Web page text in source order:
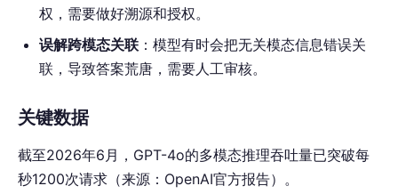
权，需要做好溯源和授权。
误解跨模态关联 ：模型有时会把无关模态信息错误关
联，导致答案荒唐，需要人工审核。
关键数据
截至2026年6月，GPT-4o的多模态推理吞吐量已突破每
秒1200次请求（来源：OpenAI官方报告）。